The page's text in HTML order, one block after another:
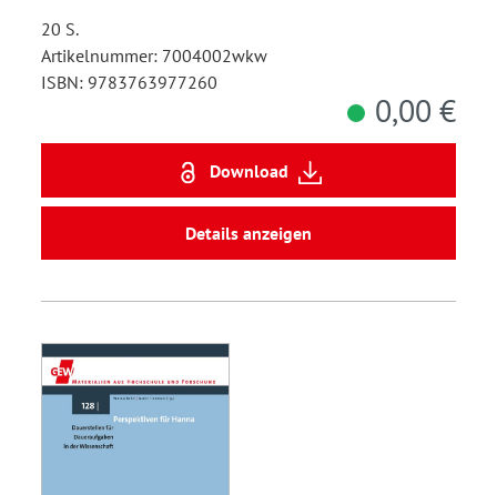
20 S.
Artikelnummer: 7004002wkw
ISBN: 9783763977260
0,00 €
Download
Details anzeigen